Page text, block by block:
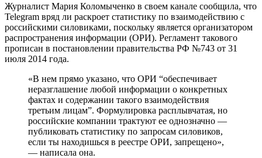
Журналист Мария Коломыченко в своем канале сообщила, что
Telegram вряд ли раскроет статистику по взаимодействию с
российскими силовиками, поскольку является организатором
распространения информации (ОРИ). Регламент такового
прописан в постановлении правительства РФ №743 от 31
июля 2014 года.
«В нем прямо указано, что ОРИ “обеспечивает
неразглашение любой информации о конкретных
фактах и содержании такого взаимодействия
третьим лицам”. Формулировка расплывчатая, но
российские компании трактуют ее однозначно —
публиковать статистику по запросам силовиков,
если ты находишься в реестре ОРИ, запрещено»,
— написала она.